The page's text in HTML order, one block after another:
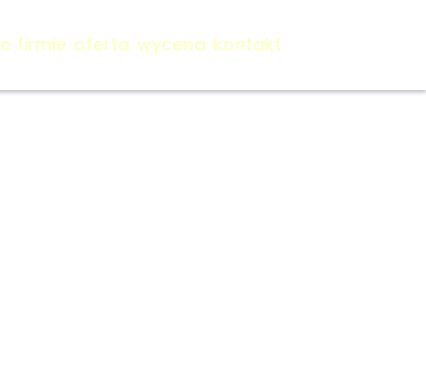
o firmie oferta wycena kontakt